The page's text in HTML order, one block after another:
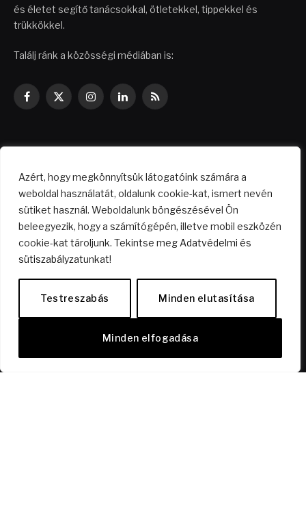
Azért, hogy megkönnyítsük látogatóink számára a
weboldal használatát, oldalunk cookie-kat, ismert nevén
sütiket használ. Weboldalunk böngészésével Ön
beleegyezik, hogy a számítógépén, illetve mobil eszközén
cookie-kat tároljunk. Tekintse meg Adatvédelmi és
sütiszabályzatunkat!
Testreszabás Minden elutasítása
Minden elfogadása
és életet segítő tanácsokkal, ötletekkel, tippekkel és
trükkökkel.
Találj ránk a közösségi médiában is:
Facebook
X
InstagramLinkedInRSS
Költségkímélő felújítási ötletek
2026.04.29.
Nyitott terű lakás? Mire jó az?
Dísz a polcon vagy élmény a mélyben? – A bor,